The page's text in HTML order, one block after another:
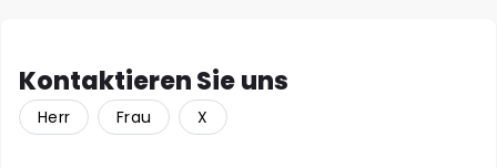
Kontaktieren Sie uns
Herr Frau X